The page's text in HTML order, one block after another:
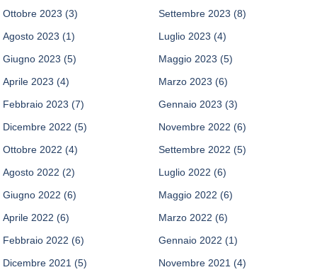
Ottobre 2023 (3) Settembre 2023 (8)
Agosto 2023 (1) Luglio 2023 (4)
Giugno 2023 (5) Maggio 2023 (5)
Aprile 2023 (4) Marzo 2023 (6)
Febbraio 2023 (7) Gennaio 2023 (3)
Dicembre 2022 (5) Novembre 2022 (6)
Ottobre 2022 (4) Settembre 2022 (5)
Agosto 2022 (2) Luglio 2022 (6)
Giugno 2022 (6) Maggio 2022 (6)
Aprile 2022 (6) Marzo 2022 (6)
Febbraio 2022 (6) Gennaio 2022 (1)
Dicembre 2021 (5) Novembre 2021 (4)